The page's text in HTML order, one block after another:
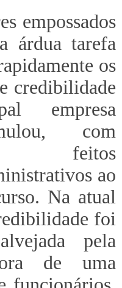
empossados
árdua tarefa
os
credibilidade
empresa
com
feitos
ao
Na atual
foi
pela
de uma